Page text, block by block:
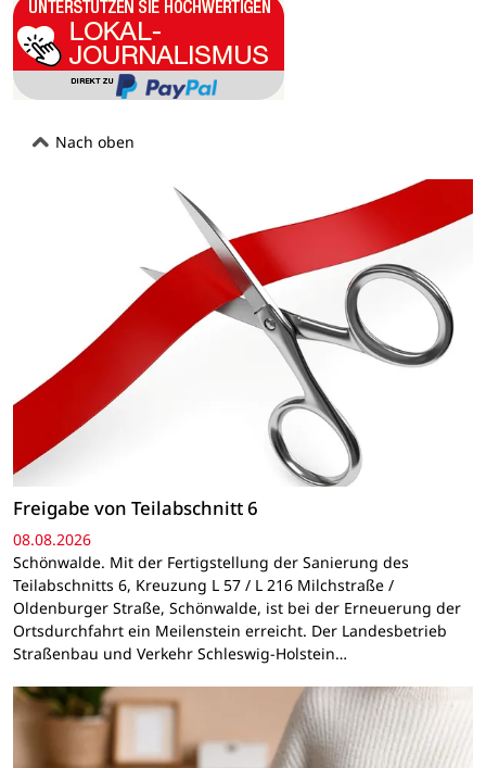
Nach oben
Freigabe von Teilabschnitt 6
08.08.2026
Schönwalde. Mit der Fertigstellung der Sanierung des
Teilabschnitts 6, Kreuzung L 57 / L 216 Milchstraße /
Oldenburger Straße, Schönwalde, ist bei der Erneuerung der
Ortsdurchfahrt ein Meilenstein erreicht. Der Landesbetrieb
Straßenbau und Verkehr Schleswig-Holstein…